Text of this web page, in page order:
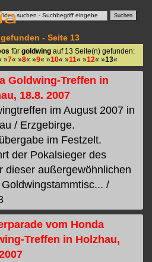
- Seite 13
für goldwingauf 13 Seite(n) gefunden:
»7« »8« »9« »10« »11« »12« »13«
Goldwing-Treffen in
18.8. 2007
im August 2007 in
/ Erzgebirge.
im Festzelt.
der Pokalsieger des
dieser außergewöhnlichen
/
vom Honda
Treffen in Holzhau,